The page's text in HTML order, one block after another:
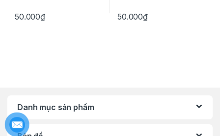
50.000₫ 50.000₫
Danh mục sản phẩm